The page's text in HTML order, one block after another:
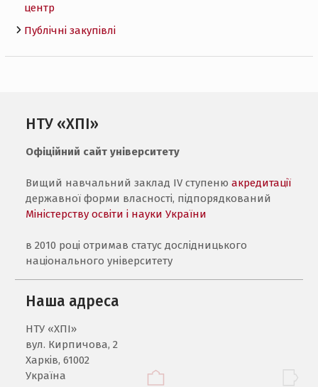
центр
Публічні закупівлі
НТУ «ХПІ»
Офіційний сайт університету
Вищий навчальний заклад IV ступенюакредитації
державної форми власності, підпорядкований
Міністерству освіти і науки України
в 2010 році отримав статус дослідницького
національного університету
Наша адреса
НТУ «ХПI»
вул. Кирпичова, 2
Харків, 61002
Україна